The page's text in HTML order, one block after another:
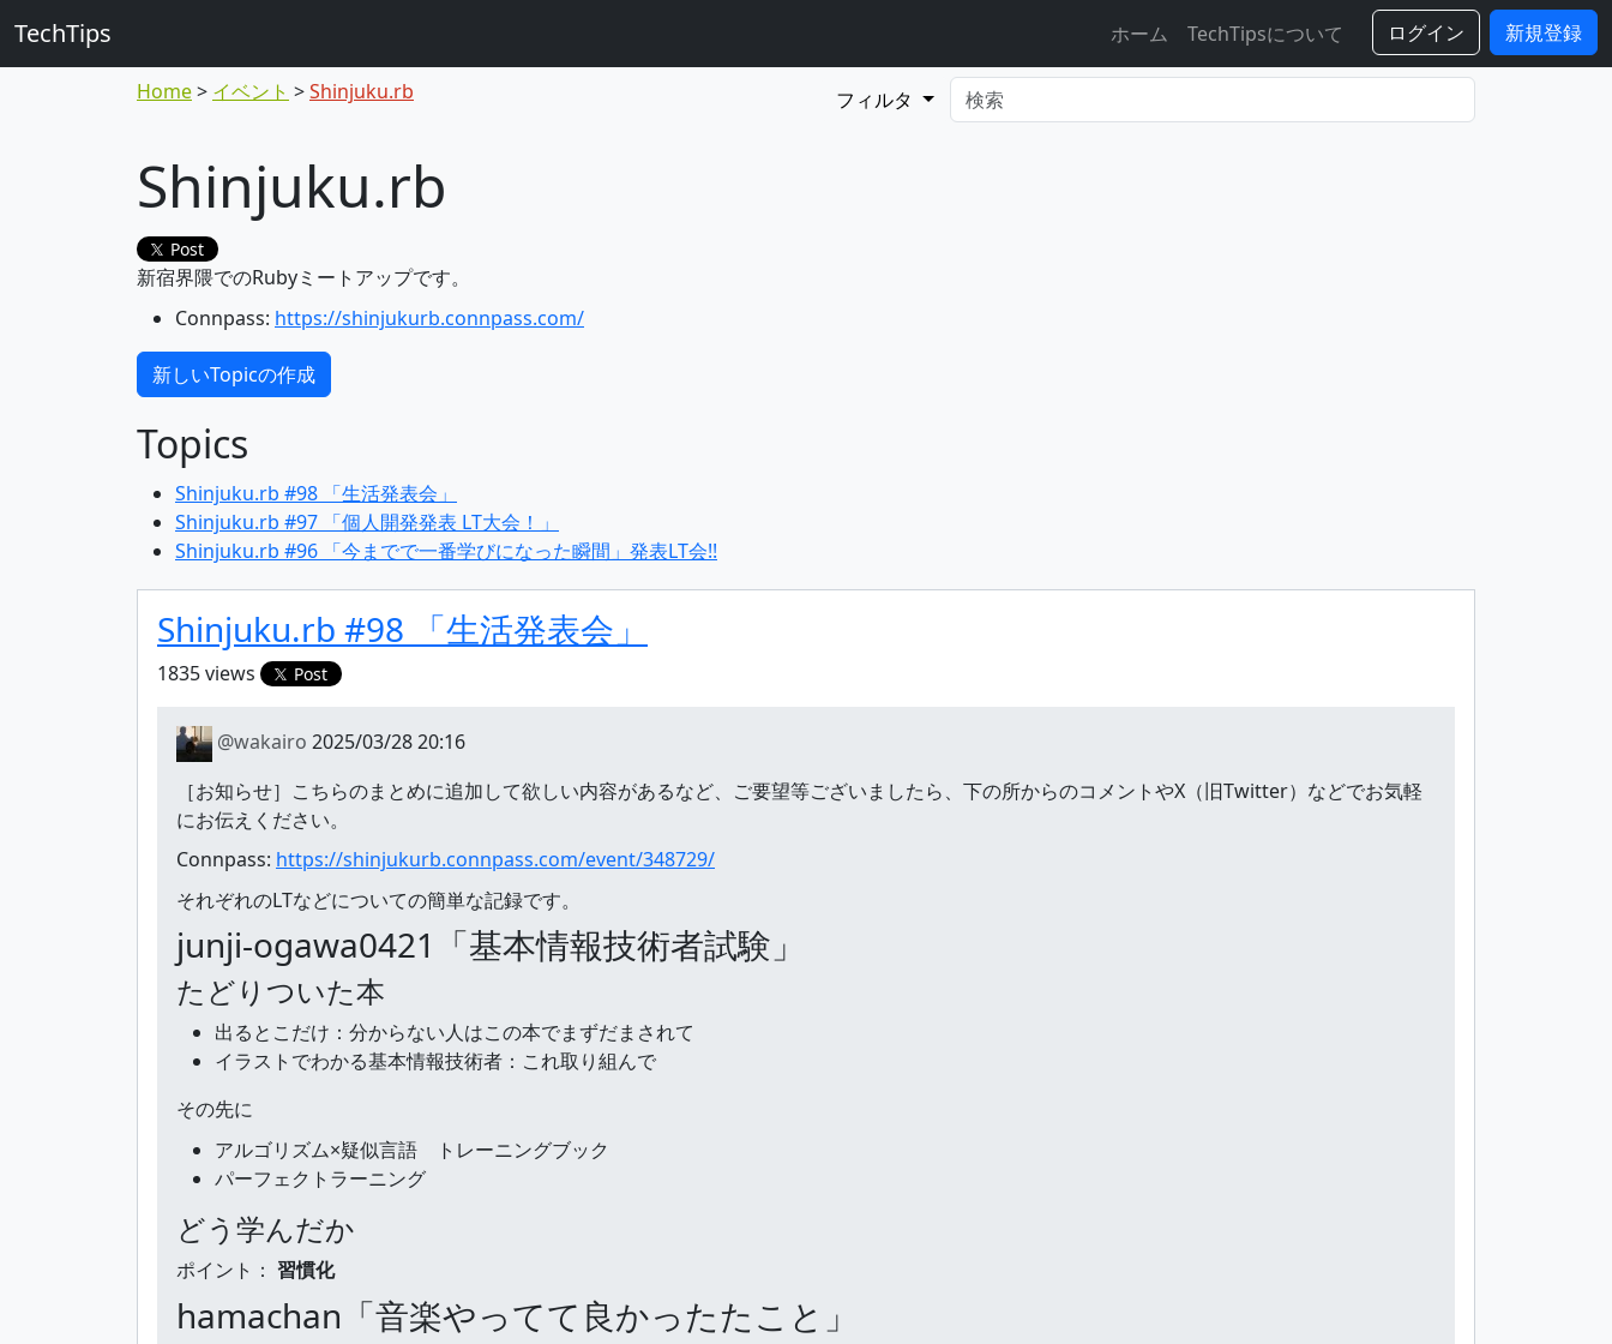
TechTips ホーム TechTipsについて ログイン 新規登録
Home イベント Shinjuku.rb フィルタ
Shinjuku.rb
Post
新宿界隈でのRubyミートアップです。
Connpass: https://shinjukurb.connpass.com/
新しいTopicの作成
Topics
Shinjuku.rb #98 「生活発表会」
Shinjuku.rb #97 「個人開発発表 LT大会！」
Shinjuku.rb #96 「今までで一番学びになった瞬間」発表LT会!!
Shinjuku.rb #98 「生活発表会」
1835 views Post
@wakairo 2025/03/28 20:16
［お知らせ］こちらのまとめに追加して欲しい内容があるなど、ご要望等ございましたら、下の所からのコメントやX（旧Twitter）などでお気軽
にお伝えください。
Connpass: https://shinjukurb.connpass.com/event/348729/
それぞれのLTなどについての簡単な記録です。
junji-ogawa0421「基本情報技術者試験」
たどりついた本
出るとこだけ：分からない人はこの本でまずだまされて
イラストでわかる基本情報技術者：これ取り組んで
その先に
アルゴリズム×疑似言語 トレーニングブック
パーフェクトラーニング
どう学んだか
ポイント： 習慣化
hamachan「音楽やってて良かったたこと」